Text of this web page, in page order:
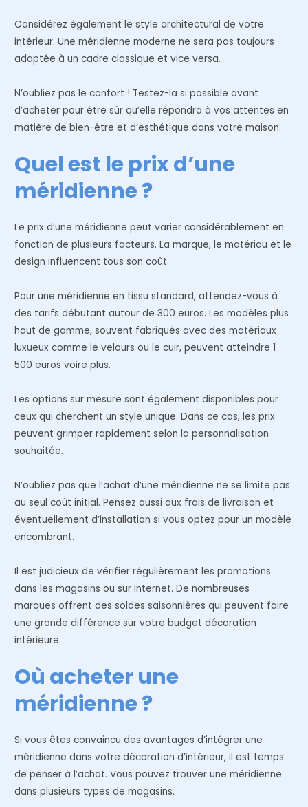
Considérez également le style architectural de votre
intérieur. Une méridienne moderne ne sera pas toujours
adaptée à un cadre classique et vice versa.
N’oubliez pas le confort ! Testez-la si possible avant
d’acheter pour être sûr qu’elle répondra à vos attentes en
matière de bien-être et d’esthétique dans votre maison.
Quel est le prix d’une
méridienne ?
Le prix d’une méridienne peut varier considérablement en
fonction de plusieurs facteurs. La marque, le matériau et le
design influencent tous son coût.
Pour une méridienne en tissu standard, attendez-vous à
des tarifs débutant autour de 300 euros. Les modèles plus
haut de gamme, souvent fabriqués avec des matériaux
luxueux comme le velours ou le cuir, peuvent atteindre 1
500 euros voire plus.
Les options sur mesure sont également disponibles pour
ceux qui cherchent un style unique. Dans ce cas, les prix
peuvent grimper rapidement selon la personnalisation
souhaitée.
N’oubliez pas que l’achat d’une méridienne ne se limite pas
au seul coût initial. Pensez aussi aux frais de livraison et
éventuellement d’installation si vous optez pour un modèle
encombrant.
Il est judicieux de vérifier régulièrement les promotions
dans les magasins ou sur Internet. De nombreuses
marques offrent des soldes saisonnières qui peuvent faire
une grande différence sur votre budget décoration
intérieure.
Où acheter une
méridienne ?
Si vous êtes convaincu des avantages d’intégrer une
méridienne dans votre décoration d’intérieur, il est temps
de penser à l’achat. Vous pouvez trouver une méridienne
dans plusieurs types de magasins.